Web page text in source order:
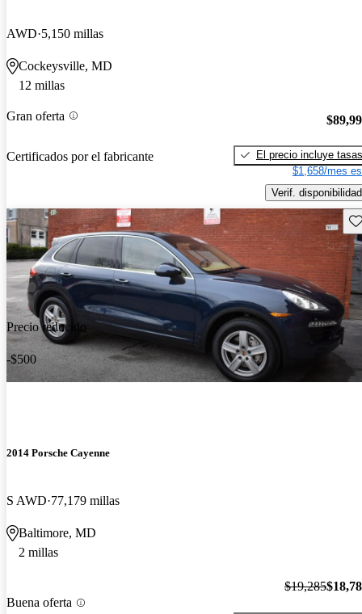
AWD 5,150 millas
Cockeysville, MD
12 millas
Gran oferta
Certificados por el fabricante
El precio incluye tasas
$1,658/mes
Verif. disponibilidad
Precio reducido
-$500
2014 Porsche Cayenne
S AWD 77,179 millas
Baltimore, MD
2 millas
Buena oferta
$19,285